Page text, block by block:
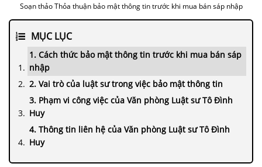
Soạn thảo Thỏa thuận bảo mật thông tin trước khi mua bán sáp nhập
MỤC LỤC
1. Cách thức bảo mật thông tin trước khi mua bán sáp
nhập
2. Vai trò của luật sư trong việc bảo mật thông tin
3. Phạm vi công việc của Văn phòng Luật sư Tô Đình
Huy
4. Thông tin liên hệ của Văn phòng Luật sư Tô Đình
Huy